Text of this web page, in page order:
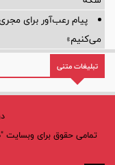
پیام رعب‌آور برای
می‌کنیم»
تبلیغات متنی
تمامی حقوق برای وبسایت